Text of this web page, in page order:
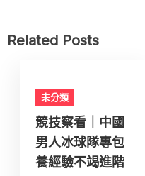
Related Posts
未分類
競技察看｜中國
男人冰球隊專包
養經驗不竭進階